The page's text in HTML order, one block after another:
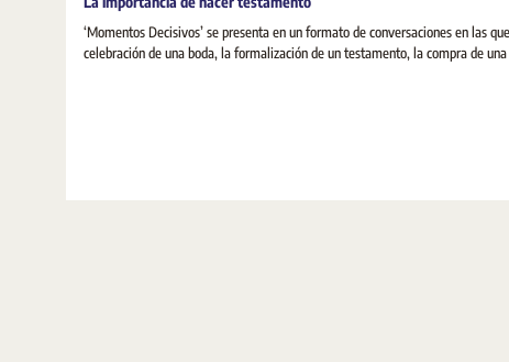
‘Momentos Decisivos’ se presenta en un formato de conversaciones en las
celebración de una boda, la formalización de un testamento, la compra de